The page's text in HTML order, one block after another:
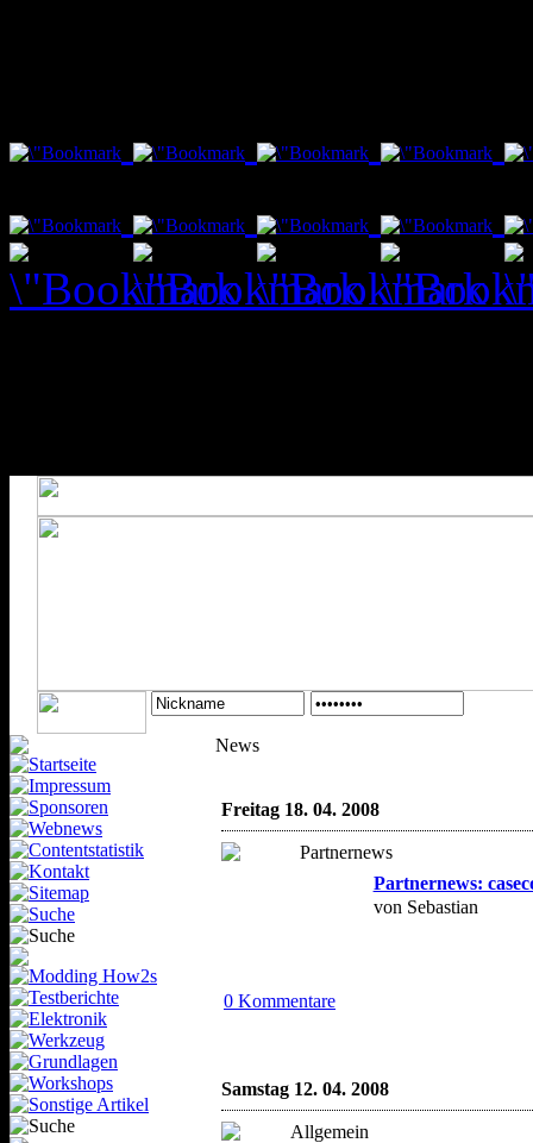
News
Freitag 18. 04. 2008
Partnernews:
von Sebastian
0 Kommentare
Samstag 12. 04. 2008